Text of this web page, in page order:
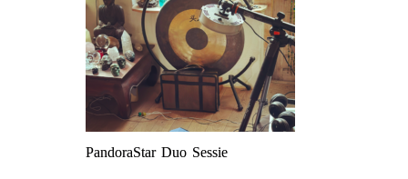
PandoraStar Duo Sessie